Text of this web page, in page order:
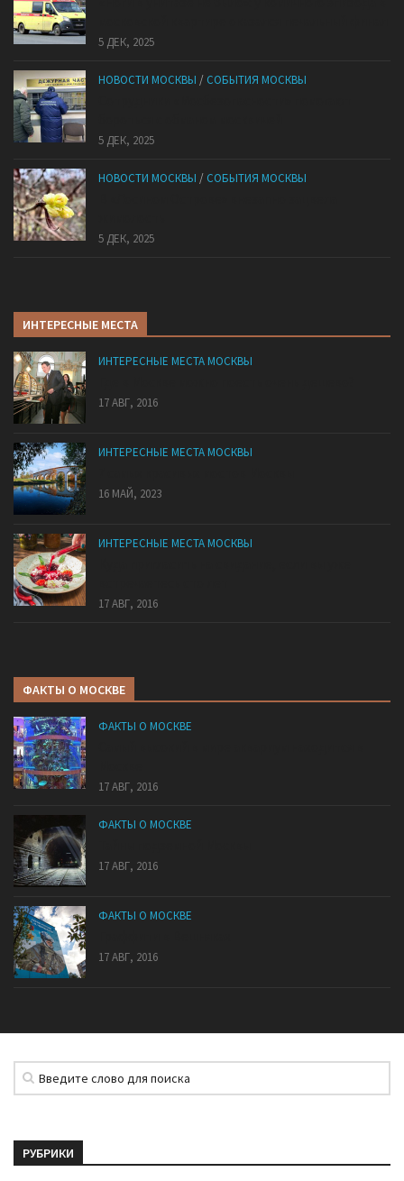
5 ДЕК, 2025
НОВОСТИ МОСКВЫ / СОБЫТИЯ МОСКВЫ
5 ДЕК, 2025
НОВОСТИ МОСКВЫ / СОБЫТИЯ МОСКВЫ
5 ДЕК, 2025
ИНТЕРЕСНЫЕ МЕСТА
ИНТЕРЕСНЫЕ МЕСТА МОСКВЫ
17 АВГ, 2016
ИНТЕРЕСНЫЕ МЕСТА МОСКВЫ
16 МАЙ, 2023
ИНТЕРЕСНЫЕ МЕСТА МОСКВЫ
17 АВГ, 2016
ФАКТЫ О МОСКВЕ
ФАКТЫ О МОСКВЕ
17 АВГ, 2016
ФАКТЫ О МОСКВЕ
17 АВГ, 2016
ФАКТЫ О МОСКВЕ
17 АВГ, 2016
РУБРИКИ